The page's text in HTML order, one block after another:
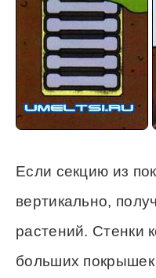
Если секцию из
вертикально,
растений. Стенки
больших покрышек